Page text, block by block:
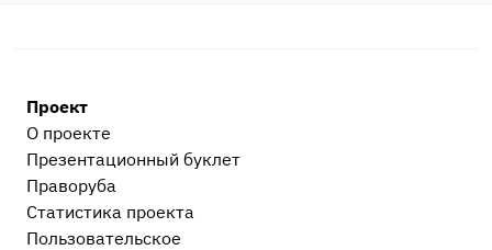
Проект
О проекте
Презентационный букл​ет
Праворуба
Статистика проекта
Пользовательское